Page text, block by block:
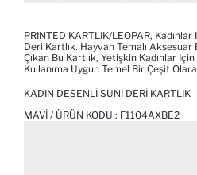
PRINTED KARTLIK/LEOPAR,
Deri Kartlık. Hayvan Temalı
Çıkan Bu Kartlık, Yetişkin Kadınlar
Kullanıma Uygun Temel Bir Çeşit
KADIN DESENLI SUNI DERI KARTLIK
MAVI / ÜRÜN KODU : F1104AXBE2